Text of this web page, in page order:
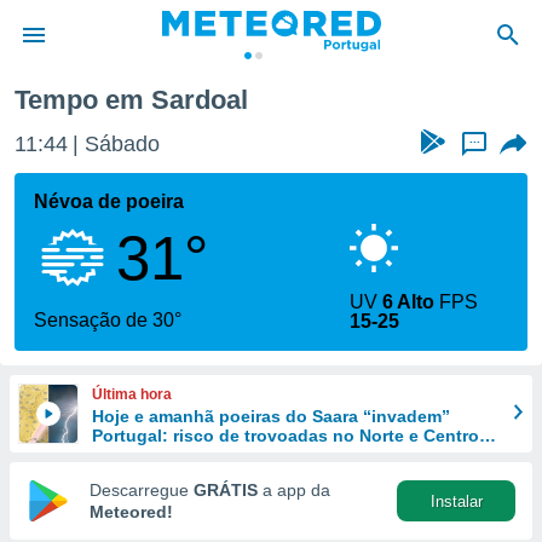
da
foi
fornecidas
a este
das
e
forma
digital
Tempo em Sardoal
11:44 Sábado ...
Névoa de poeira
31°
Sensação de 30°
UV6 Alto FPS
15-25
Última hora
Hoje e amanhã poeiras do Saara “invadem”
Portugal: risco de trovoadas no Norte e Centro
Descarregue GRÁTIS a app da
Meteored!
Instalar